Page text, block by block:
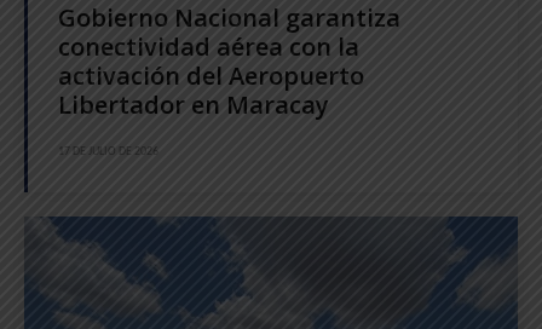
Gobierno Nacional garantiza
conectividad aérea con la
activación del Aeropuerto
Libertador en Maracay
17 DE JULIO DE 2026